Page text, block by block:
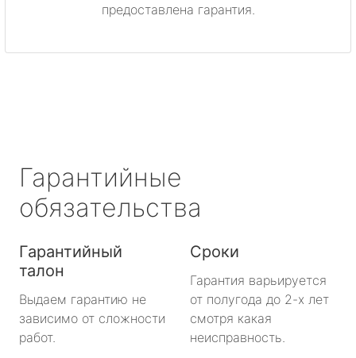
предоставлена гарантия.
Гарантийные
обязательства
Гарантийный
талон
Выдаем гарантию не
зависимо от сложности
работ.
Сроки
Гарантия варьируется
от полугода до 2-х лет
смотря какая
неисправность.